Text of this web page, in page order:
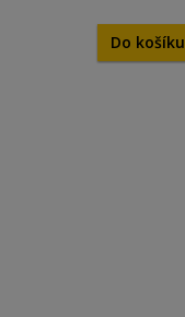
Do košíku